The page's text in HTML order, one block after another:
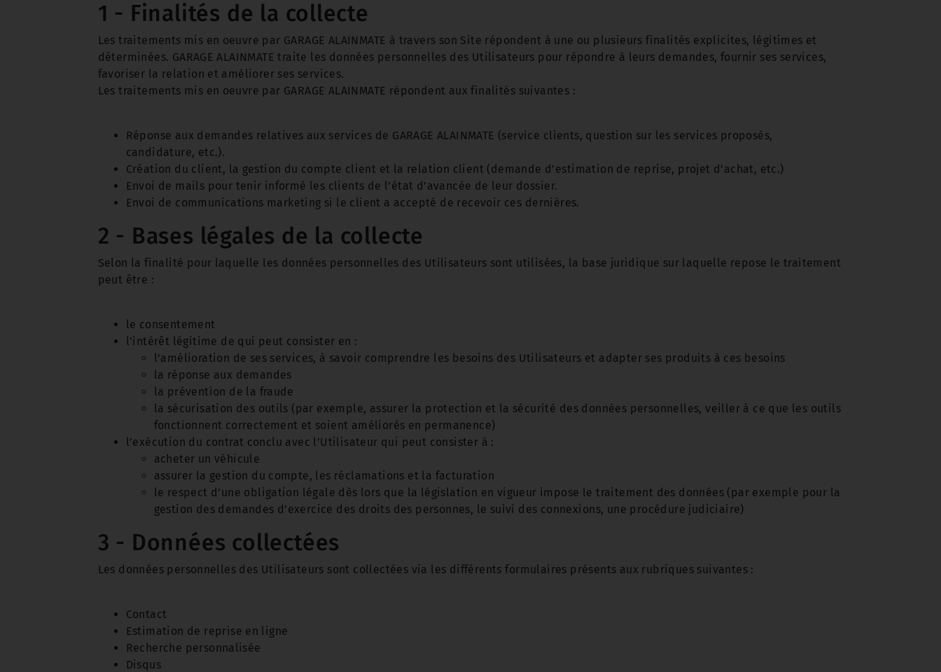
1 - Finalités de la collecte
Les traitements mis en oeuvre par GARAGE ALAINMATE à travers son Site répondent à une ou plusieurs finalités explicites, légitimes et
déterminées. GARAGE ALAINMATE traite les données personnelles des Utilisateurs pour répondre à leurs demandes, fournir ses services,
favoriser la relation et améliorer ses services.
Les traitements mis en oeuvre par GARAGE ALAINMATE répondent aux finalités suivantes :
Réponse aux demandes relatives aux services de GARAGE ALAINMATE (service clients, question sur les services proposés,
candidature, etc.).
Création du client, la gestion du compte client et la relation client (demande d’estimation de reprise, projet d’achat, etc.)
Envoi de mails pour tenir informé les clients de l’état d’avancée de leur dossier.
Envoi de communications marketing si le client a accepté de recevoir ces dernières.
2 - Bases légales de la collecte
Selon la finalité pour laquelle les données personnelles des Utilisateurs sont utilisées, la base juridique sur laquelle repose le traitement
peut être :
le consentement
l’intérêt légitime de qui peut consister en :
l’amélioration de ses services, à savoir comprendre les besoins des Utilisateurs et adapter ses produits à ces besoins
la réponse aux demandes
la prévention de la fraude
la sécurisation des outils (par exemple, assurer la protection et la sécurité des données personnelles, veiller à ce que les outils
fonctionnent correctement et soient améliorés en permanence)
l’exécution du contrat conclu avec l’Utilisateur qui peut consister à :
acheter un véhicule
assurer la gestion du compte, les réclamations et la facturation
le respect d’une obligation légale dès lors que la législation en vigueur impose le traitement des données (par exemple pour la
gestion des demandes d’exercice des droits des personnes, le suivi des connexions, une procédure judiciaire)
3 - Données collectées
Les données personnelles des Utilisateurs sont collectées via les différents formulaires présents aux rubriques suivantes :
Contact
Estimation de reprise en ligne
Recherche personnalisée
Disqus